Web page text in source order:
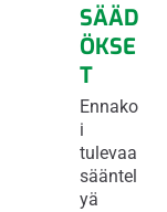
SÄÄD
ÖKSE
T
Ennako
i
tulevaa
sääntel
yä